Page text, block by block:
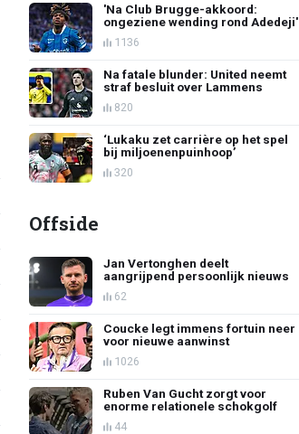
'Na Club Brugge-akkoord:
ongeziene wending rond Adedeji'
1136
Na fatale blunder: United neemt
straf besluit over Lammens
820
‘Lukaku zet carrière op het spel
bij miljoenenpuinhoop’
320
Offside
Jan Vertonghen deelt
aangrijpend persoonlijk nieuws
62
Coucke legt immens fortuin neer
voor nieuwe aanwinst
1026
Ruben Van Gucht zorgt voor
enorme relationele schokgolf
44